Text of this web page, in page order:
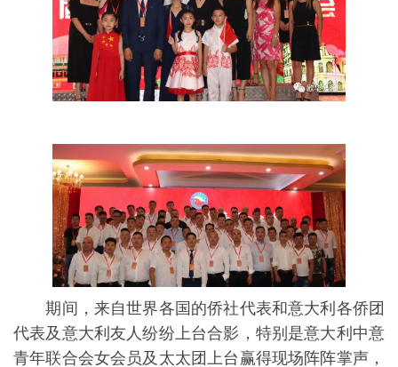
期间，来自世界各国的侨社代表和意大利各侨团
代表及意大利友人纷纷上台合影，特别是意大利中意
青年联合会女会员及太太团上台赢得现场阵阵掌声，